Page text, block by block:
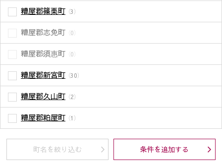
糟屋郡篠栗町 （3）
糟屋郡志免町 （0）
糟屋郡須惠町 （0）
糟屋郡新宮町 （30）
糟屋郡久山町 （2）
糟屋郡粕屋町 （1）
町名を絞り込む 条件を追加する